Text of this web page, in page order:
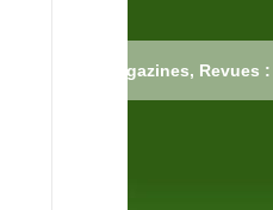
Magazines, Revues